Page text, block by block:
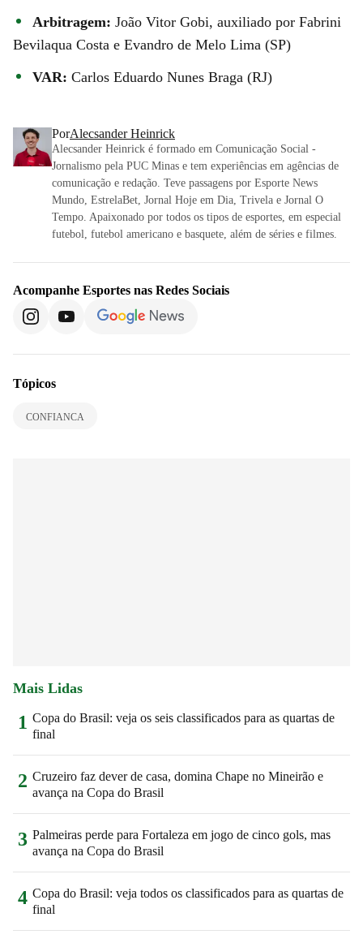
Arbitragem: João Vitor Gobi, auxiliado por Fabrini
Bevilaqua Costa e Evandro de Melo Lima (SP)
VAR: Carlos Eduardo Nunes Braga (RJ)
PorAlecsander Heinrick
Alecsander Heinrick é formado em Comunicação Social -
Jornalismo pela PUC Minas e tem experiências em agências de
comunicação e redação. Teve passagens por Esporte News
Mundo, EstrelaBet, Jornal Hoje em Dia, Trivela e Jornal O
Tempo. Apaixonado por todos os tipos de esportes, em especial
futebol, futebol americano e basquete, além de séries e filmes.
Acompanhe Esportes nas Redes Sociais
Tópicos
CONFIANCA
Mais Lidas
1 Copa do Brasil: veja os seis classificados para as quartas de
final
2 Cruzeiro faz dever de casa, domina Chape no Mineirão e
avança na Copa do Brasil
3 Palmeiras perde para Fortaleza em jogo de cinco gols, mas
avança na Copa do Brasil
4 Copa do Brasil: veja todos os classificados para as quartas de
final